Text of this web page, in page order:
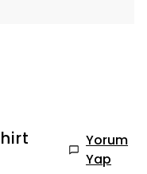
Yorum
Yap